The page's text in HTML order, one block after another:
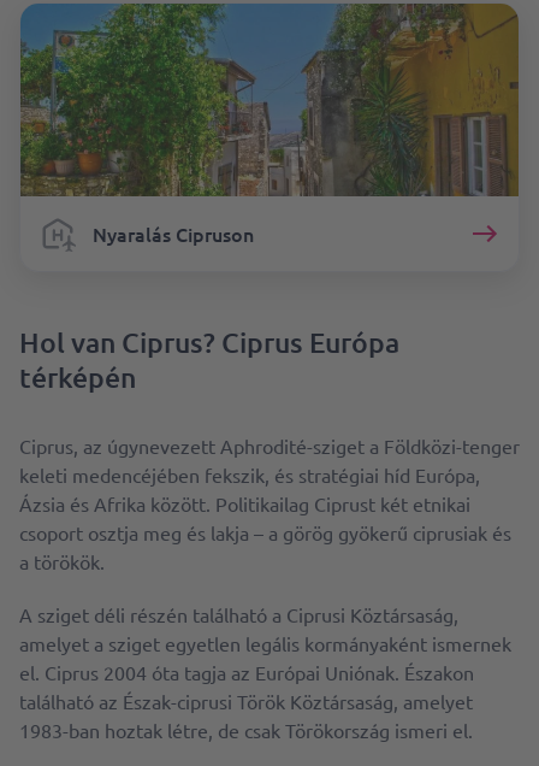
Nyaralás Cipruson
Hol van Ciprus? Ciprus Európa
térképén
Ciprus, az úgynevezett Aphrodité-sziget a Földközi-tenger
keleti medencéjében fekszik, és stratégiai híd Európa,
Ázsia és Afrika között. Politikailag Ciprust két etnikai
csoport osztja meg és lakja – a görög gyökerű ciprusiak és
a törökök.
A sziget déli részén található a Ciprusi Köztársaság,
amelyet a sziget egyetlen legális kormányaként ismernek
el. Ciprus 2004 óta tagja az Európai Uniónak. Északon
található az Észak-ciprusi Török Köztársaság, amelyet
1983-ban hoztak létre, de csak Törökország ismeri el.